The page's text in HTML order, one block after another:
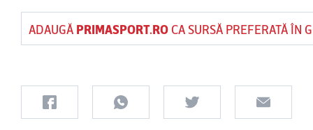
ADAUGĂ PRIMASPORT.ROCA SURSĂ PREFERATĂ ÎN